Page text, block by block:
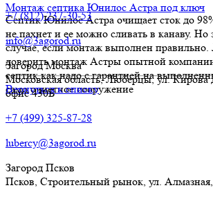
Монтаж септика Юнилос Астра под ключ
Септик Юнилос Астра очищает сток до
не пахнет и ее можно сливать в канаву. Но
случае, если монтаж выполнен правильно.
доверить монтаж Астры опытной
септик как надо с гарантией на
само очистное сооружение
Вернуться к списку
+7 (812) 237-30-53
info@3agorod.ru
Загород Москва
Московская область,Люберцы,ул. Кирова
офис 430Б
+7 (499) 325-87-28
lubercy@3agorod.ru
Загород Псков
Псков, Строительный рынок, ул. Алмазная